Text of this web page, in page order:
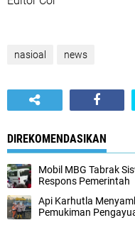
nasioal news
DIREKOMENDASIKAN
Mobil MBG Tabrak
Respons Pemerintah
Api Karhutla
Pemukiman